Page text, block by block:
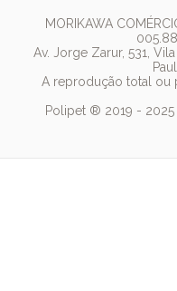
Pedigree
Whiskas
Dog Chow
Royal Canin
MORIKAWA
Av. Jorge Zarur, 531,
A reprodução total ou
Polipet ® 2019 -